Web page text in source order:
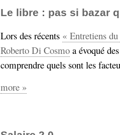
Le libre : pas si bazar
Lors des récents « Entretiens
Roberto Di Cosmo a évoqué
comprendre quels sont les
more »